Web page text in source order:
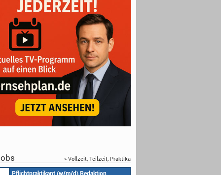
» Vollzeit, Teilzeit, Praktika
Pflichtpraktikant (w/m/d) Redaktion